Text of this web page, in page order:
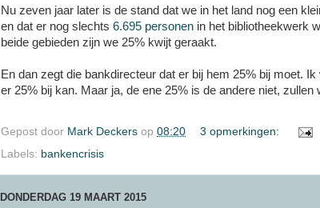
Nu zeven jaar later is de stand dat we in het land nog een
en dat er nog slechts 6.695 personen in het bibliotheekwerk
beide gebieden zijn we 25% kwijt geraakt.
En dan zegt die bankdirecteur dat er bij hem 25% bij moet.
er 25% bij kan. Maar ja, de ene 25% is de andere niet, zullen
Gepost door Mark Deckers op 08:20
3 opmerkingen:
Labels: bankencrisis
DONDERDAG 19 MAART 2015